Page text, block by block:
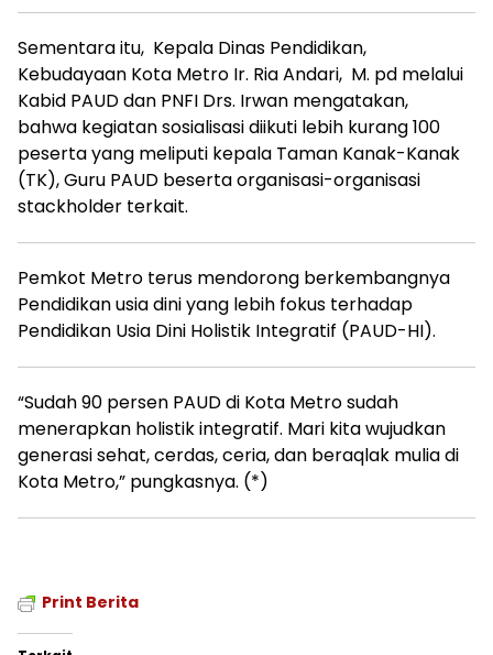
Sementara itu, Kepala Dinas Pendidikan,
Kebudayaan Kota Metro Ir. Ria Andari, M. pd melalui
Kabid PAUD dan PNFI Drs. Irwan mengatakan,
bahwa kegiatan sosialisasi diikuti lebih kurang 100
peserta yang meliputi kepala Taman Kanak-Kanak
(TK), Guru PAUD beserta organisasi-organisasi
stackholder terkait.
Pemkot Metro terus mendorong berkembangnya
Pendidikan usia dini yang lebih fokus terhadap
Pendidikan Usia Dini Holistik Integratif (PAUD-HI).
“Sudah 90 persen PAUD di Kota Metro sudah
menerapkan holistik integratif. Mari kita wujudkan
generasi sehat, cerdas, ceria, dan beraqlak mulia di
Kota Metro,” pungkasnya. (*)
Print Berita